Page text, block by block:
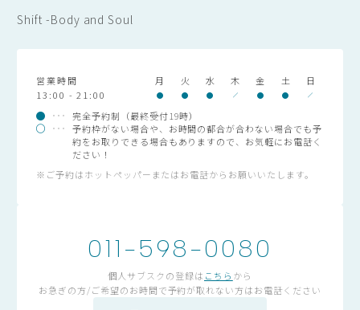
Shift -Body and Soul
営業時間 月 火 水 木 金 土
日
13:00 - 21:00
完全予約制（最終受付19時）
予約枠がない場合や、お時間の都合が合わない場合でも予
約をお取りできる場合もありますので、お気軽にお電話く
ださい！
※ご予約はホットペッパーまたはお電話からお願いいたします。
011-598-0080
個人サブスクの登録は こちら から
お急ぎの方/ご希望のお時間で予約が取れない方はお電話ください